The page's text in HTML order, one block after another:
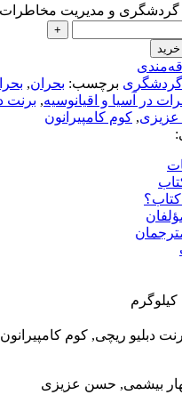
و مدیریت مخاطرات
گردشگری برچسب: بحران,
در آسیا و اقیانوسیه, برنت
, کوم کامپیرانون
کتاب؟
دبلیو ریچی, کوم کامپیرانون
بیشمی, حسن عزیزی